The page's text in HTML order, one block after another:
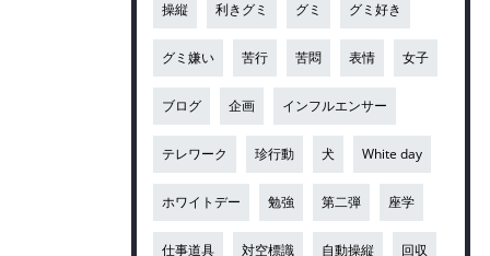
操縦 利きグミ グミ グミ好き
グミ嫌い 苦行 苦悶 表情 女子
ブログ 企画 インフルエンサー
テレワーク 珍行動 犬 White day
ホワイトデー 勉強 第二弾 座学
仕事道具 対空標識 自動操縦 回収